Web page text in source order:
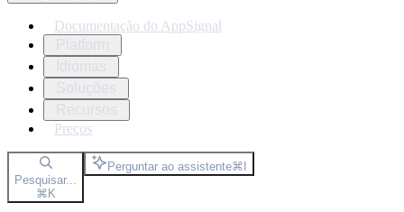
Documentação do AppSignal
Preços
Pesquisar...
⌘K
Perguntar ao assistente⌘I